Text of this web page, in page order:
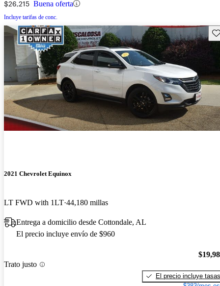
$26,215 Buena oferta
Incluye tarifas de conc.
2021 Chevrolet Equinox
LT FWD with 1LT 44,180 millas
Entrega a domicilio desde Cottondale, AL
El precio incluye envío de $960
Trato justo
El precio incluye tasas